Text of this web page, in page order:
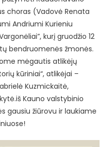
choras (Vadovė Renata
Andriumi Kurieniu
kurį gruodžio 12
bendruomenės žmonės.
mėgautis atlikėjų
kūriniai“, atlikėjai –
Kuzmickaitė,
Kauno valstybinio
gausiu žiūrovu ir laukiame